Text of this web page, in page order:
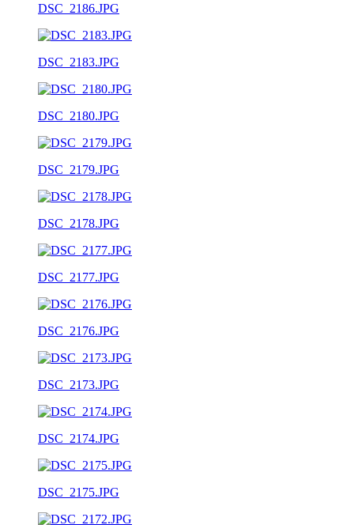
DSC_2186.JPG
DSC_2183.JPG
DSC_2180.JPG
DSC_2179.JPG
DSC_2178.JPG
DSC_2177.JPG
DSC_2176.JPG
DSC_2173.JPG
DSC_2174.JPG
DSC_2175.JPG